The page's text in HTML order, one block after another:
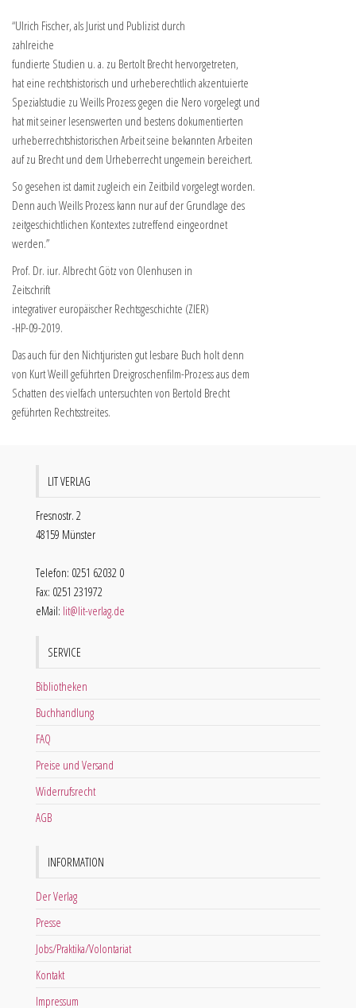
“Ulrich Fischer, als Jurist und Publizist durch
zahlreiche
fundierte Studien u. a. zu Bertolt Brecht hervorgetreten,
hat eine rechtshistorisch und urheberechtlich akzentuierte
Spezialstudie zu Weills Prozess gegen die Nero vorgelegt und
hat mit seiner lesenswerten und bestens dokumentierten
urheberrechtshistorischen Arbeit seine bekannten Arbeiten
auf zu Brecht und dem Urheberrecht ungemein bereichert.
So gesehen ist damit zugleich ein Zeitbild vorgelegt worden.
Denn auch Weills Prozess kann nur auf der Grundlage des
zeitgeschichtlichen Kontextes zutreffend eingeordnet
werden.”
Prof. Dr. iur. Albrecht Götz von Olenhusen in
Zeitschrift
integrativer europäischer Rechtsgeschichte (ZIER)
-HP-09-2019.
Das auch für den Nichtjuristen gut lesbare Buch holt denn
von Kurt Weill geführten Dreigroschenfilm-Prozess aus dem
Schatten des vielfach untersuchten von Bertold Brecht
geführten Rechtsstreites.
LIT VERLAG
Fresnostr. 2
48159 Münster
Telefon: 0251 62032 0
Fax: 0251 231972
eMail: lit@lit-verlag.de
SERVICE
Bibliotheken
Buchhandlung
FAQ
Preise und Versand
Widerrufsrecht
AGB
INFORMATION
Der Verlag
Presse
Jobs/Praktika/Volontariat
Kontakt
Impressum